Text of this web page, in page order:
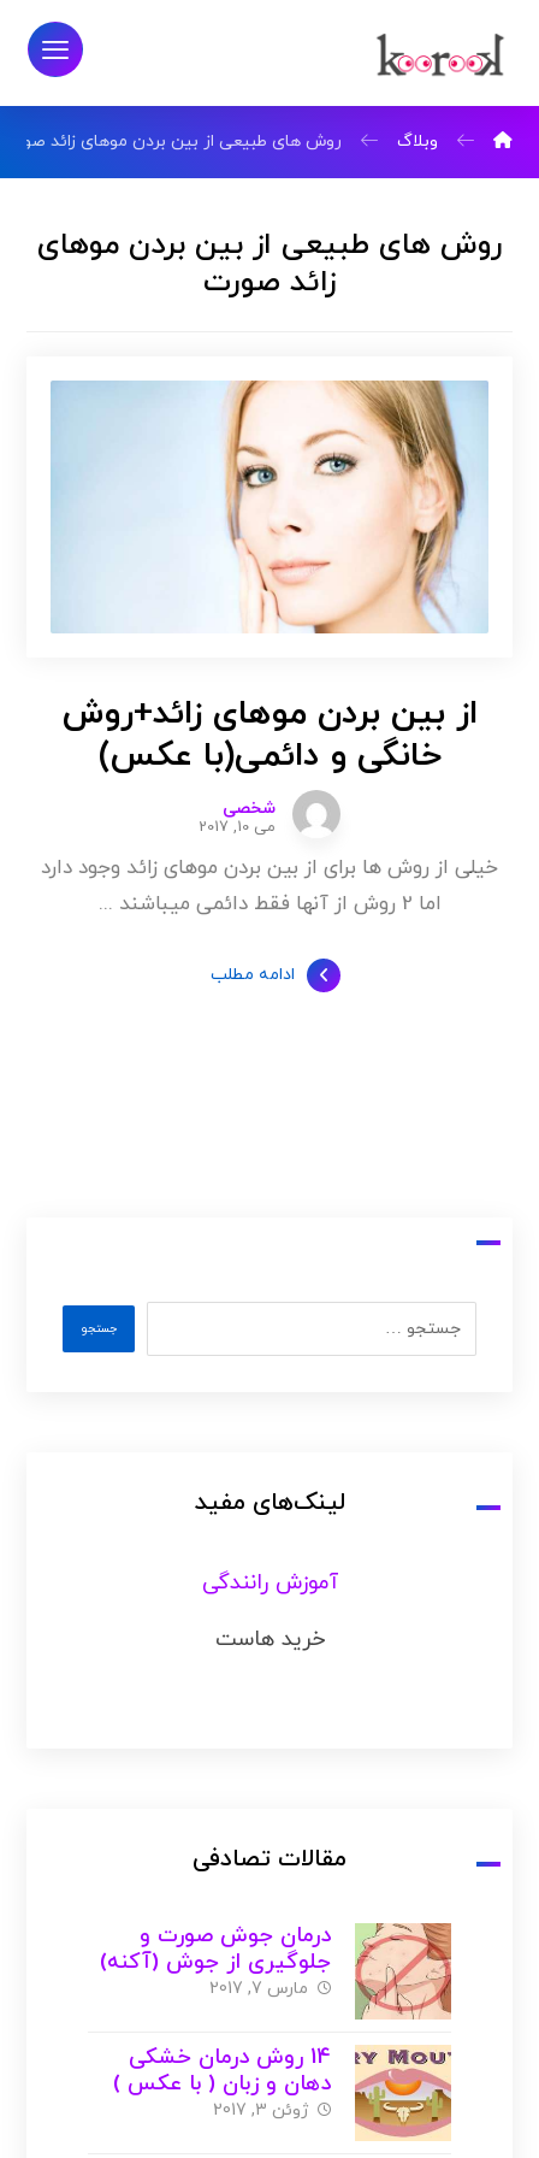
وبلاگ روش های طبیعی از بین بردن موهای زائد صورت
روش های طبیعی از بین بردن موهای
زائد صورت
از بین بردن موهای زائد+روش
خانگی و دائمی(با عکس)
شخصی
می 10, 2017
خیلی از روش ها برای از بین بردن موهای زائد وجود دارد
اما 2 روش از آنها فقط دائمی میباشند ...
ادامه مطلب
لینک‌های مفید
آموزش رانندگی
خرید هاست
مقالات تصادفی
درمان جوش صورت و
جلوگیری از جوش (آکنه)
+ درمان های گیاهی و
مارس 7, 2017
14 روش درمان خشکی
دهان و زبان ( با عکس )
ژوئن 3, 2017